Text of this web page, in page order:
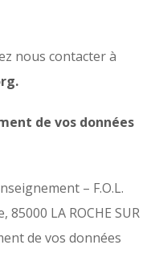
nous contacter à
de vos données
– F.O.L.
LA ROCHE SUR
de vos données